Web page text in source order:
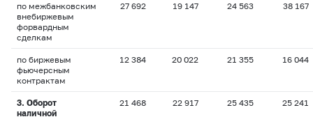
по межбанковским
внебиржевым
форвардным
сделкам
27 692 19 147 24 563 38 167
по биржевым
фьючерсным
контрактам
12 384 20 022 21 355 16 044
3. Оборот
наличной
21 468 22 917 25 435 25 241